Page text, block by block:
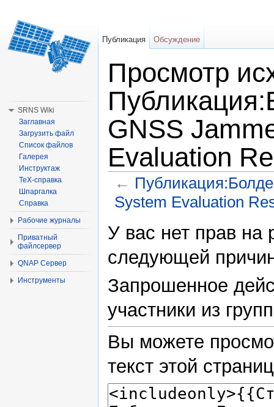
Просмотр
GNSS
Evaluation
←
System Evaluation
У вас нет прав на
следующей
Запрошенное
участники из
Вы можете
текст этой
Публикация Обсуждение
SRNS Wiki
Заглавная
Загрузить файл
Список файлов
Галерея
Инструктаж
TeX-справка
Шпаргалка
Справка
Рабочие журналы
Приватный
файлсервер
QNAP Сервер
Инструменты